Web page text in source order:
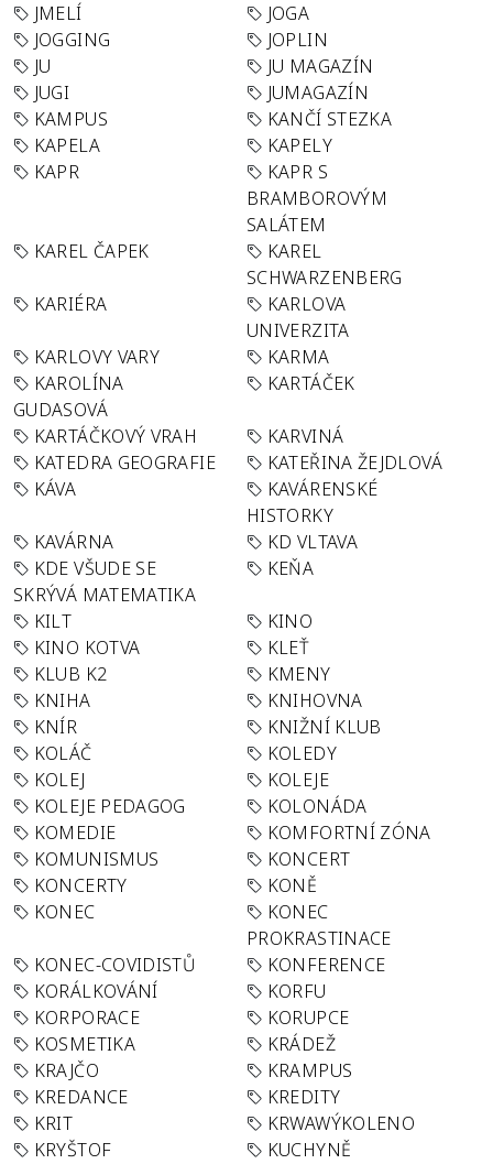
JMELÍ
JOGA
JOGGING
JOPLIN
JU
JU MAGAZÍN
JUGI
JUMAGAZÍN
KAMPUS
KANČÍ STEZKA
KAPELA
KAPELY
KAPR
KAPR S
BRAMBOROVÝM
SALÁTEM
KAREL ČAPEK
KAREL
SCHWARZENBERG
KARIÉRA
KARLOVA
UNIVERZITA
KARLOVY VARY
KARMA
KAROLÍNA
GUDASOVÁ
KARTÁČEK
KARTÁČKOVÝ VRAH
KARVINÁ
KATEDRA GEOGRAFIE
KATEŘINA ŽEJDLOVÁ
KÁVA
KAVÁRENSKÉ
HISTORKY
KAVÁRNA
KD VLTAVA
KDE VŠUDE SE
SKRÝVÁ MATEMATIKA
KEŇA
KILT
KINO
KINO KOTVA
KLEŤ
KLUB K2
KMENY
KNIHA
KNIHOVNA
KNÍR
KNIŽNÍ KLUB
KOLÁČ
KOLEDY
KOLEJ
KOLEJE
KOLEJE PEDAGOG
KOLONÁDA
KOMEDIE
KOMFORTNÍ ZÓNA
KOMUNISMUS
KONCERT
KONCERTY
KONĚ
KONEC
KONEC
PROKRASTINACE
KONEC-COVIDISTŮ
KONFERENCE
KORÁLKOVÁNÍ
KORFU
KORPORACE
KORUPCE
KOSMETIKA
KRÁDEŽ
KRAJČO
KRAMPUS
KREDANCE
KREDITY
KRIT
KRWAWÝKOLENO
KRYŠTOF
KUCHYNĚ